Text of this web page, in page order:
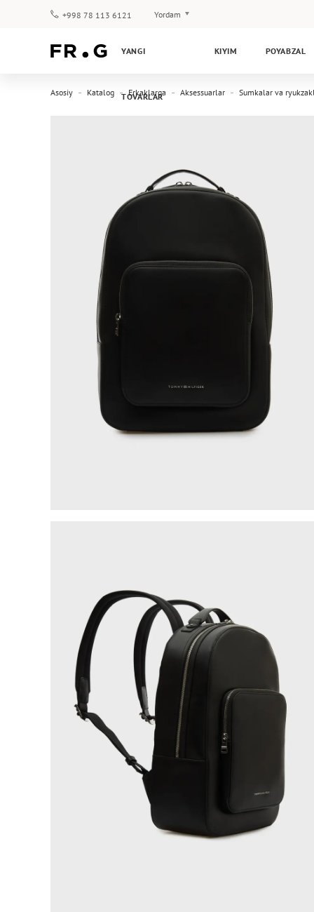
+998 78 113 6121 Yordam
Kafolat
YANGI
TOVARLAR
KIYIM POYABZAL
Asosiy Katalog Erkaklarga Aksessuarlar Sumkalar va